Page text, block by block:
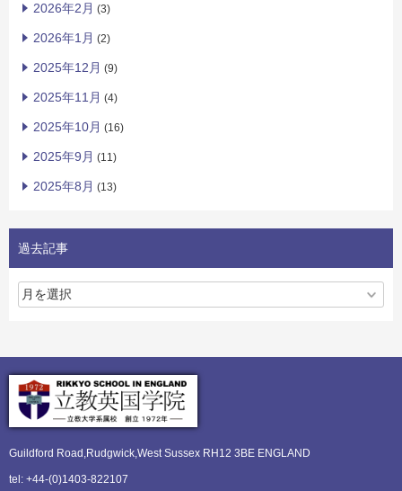
2026年2月 (3)
2026年1月 (2)
2025年12月 (9)
2025年11月 (4)
2025年10月 (16)
2025年9月 (11)
2025年8月 (13)
過去記事
Guildford Road,Rudgwick,West Sussex RH12 3BE ENGLAND
tel: +44-(0)1403-822107